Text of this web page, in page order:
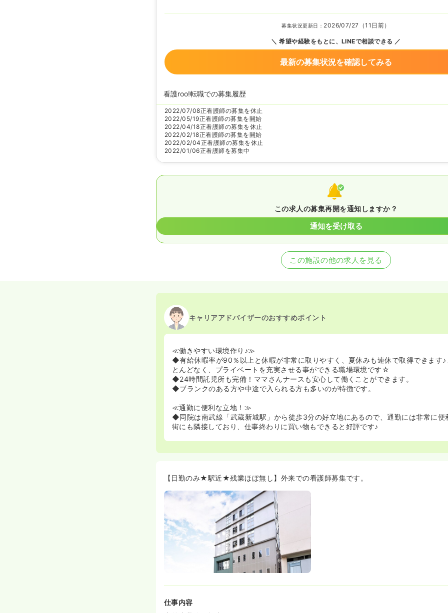
募集状況更新日： 2026/07/27（11日前）
希望や経験をもとに、LINEで相談できる
最新の募集状況を確認してみる
看護roo!転職での募集履歴
2022/07/08正看護師の募集を休止
2022/05/19正看護師の募集を開始
2022/04/18正看護師の募集を休止
2022/02/18正看護師の募集を開始
2022/02/04正看護師の募集を休止
2022/01/06正看護師を募集中
この求人の募集再開を通知しますか？
通知を受け取る
この施設の他の求人を見る
キャリアアドバイザーのおすすめポイント
≪働きやすい環境作り♪≫
◆有給休暇率が90％以上と休暇が非常に取りやすく、夏休みも連休で取得できます
とんどなく、プライベートを充実させる事ができる職場環境です☆
◆24時間託児所も完備！ママさんナースも安心して働くことができます。
◆ブランクのある方や中途で入られる方も多いのが特徴です。
≪通勤に便利な立地！≫
◆同院は南武線「武蔵新城駅」から徒歩3分の好立地にあるので、通勤には非常に便
街にも隣接しており、仕事終わりに買い物もできると好評です♪
【日勤のみ★駅近★残業ほぼ無し】外来での看護師募集です。
仕事内容